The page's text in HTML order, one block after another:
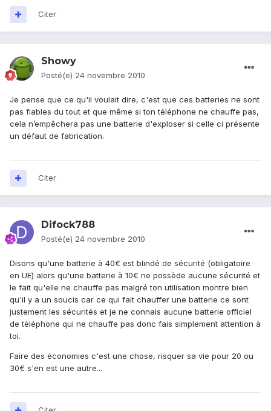
Citer
Showy
Posté(e) 24 novembre 2010
Je pense que ce qu'il voulait dire, c'est que ces batteries ne sont
pas fiables du tout et que même si ton téléphone ne chauffe pas,
cela n’empêchera pas une batterie d'exploser si celle ci présente
un défaut de fabrication.
Citer
Difock788
Posté(e) 24 novembre 2010
Disons qu'une batterie à 40€ est blindé de sécurité (obligatoire
en UE) alors qu'une batterie à 10€ ne possède aucune sécurité et
le fait qu'elle ne chauffe pas malgré ton utilisation montre bien
qu'il y a un soucis car ce qui fait chauffer une batterie ce sont
justement les sécurités et je ne connais aucune batterie officiel
de téléphone qui ne chauffe pas donc fais simplement attention à
toi.
Faire des économies c'est une chose, risquer sa vie pour 20 ou
30€ s'en est une autre...